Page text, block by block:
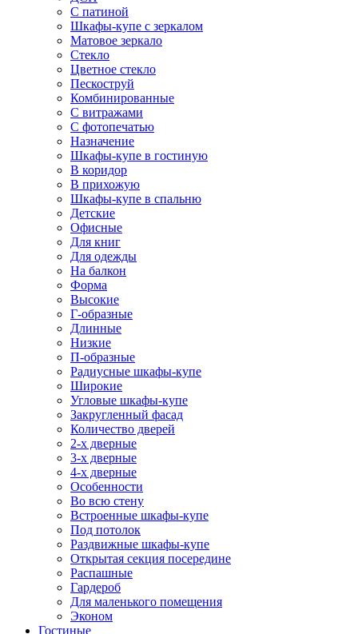
С патиной
Шкафы-купе с зеркалом
Матовое зеркало
Стекло
Цветное стекло
Пескоструй
Комбинированные
С витражами
С фотопечатью
Назначение
Шкафы-купе в гостиную
В коридор
В прихожую
Шкафы-купе в спальню
Детские
Офисные
Для книг
Для одежды
На балкон
Форма
Высокие
Г-образные
Длинные
Низкие
П-образные
Радиусные шкафы-купе
Широкие
Угловые шкафы-купе
Закругленный фасад
Количество дверей
2-х дверные
3-х дверные
4-х дверные
Особенности
Во всю стену
Встроенные шкафы-купе
Под потолок
Раздвижные шкафы-купе
Открытая секция посередине
Распашные
Гардероб
Для маленького помещения
Эконом
Гостиные